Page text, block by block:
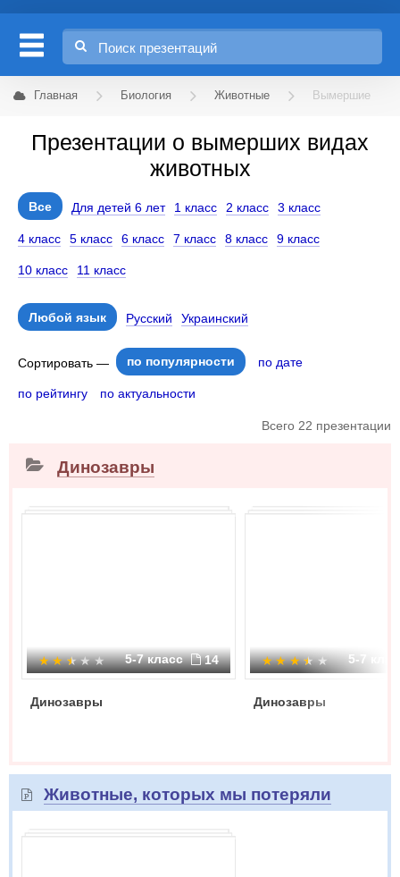
Главная Биология Животные Вымершие
Презентации о вымерших видах
животных
Все Для детей 6 лет 1 класс 2 класс 3 класс
4 класс 5 класс 6 класс 7 класс 8 класс 9 класс
10 класс 11 класс
Любой язык Русский Украинский
Сортировать — по популярности по дате
по рейтингу по актуальности
Всего 22 презентации
Динозавры
5-7 класс 14
Динозавры
5-7
Динозавры
Животные, которых мы потеряли